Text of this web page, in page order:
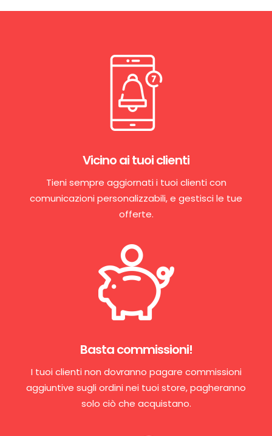
Vicino ai tuoi clienti
Tieni sempre aggiornati i tuoi clienti con
comunicazioni personalizzabili, e gestisci le tue
offerte.
Basta commissioni!
I tuoi clienti non dovranno pagare commissioni
aggiuntive sugli ordini nei tuoi store, pagheranno
solo ciò che acquistano.